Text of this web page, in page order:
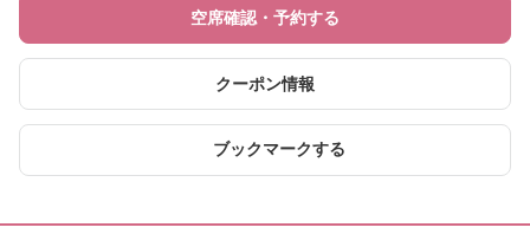
空席確認・予約する
クーポン情報
ブックマークする